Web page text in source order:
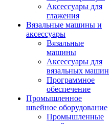
Аксессуары для
глажения
Вязальные машины и
аксессуары
Вязальные
машины
Аксессуары для
вязальных машин
Программное
обеспечение
Промышленное
швейное оборудование
Промышленные